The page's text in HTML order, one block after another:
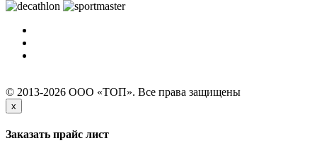
© 2013-2026 ООО «ТОП». Все права защищены
x
Заказать прайс лист